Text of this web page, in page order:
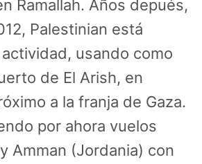
Ramallah. Años depués,
Palestinian está
usando como
de El Arish, en
a la franja de Gaza.
por ahora vuelos
Amman (Jordania) con